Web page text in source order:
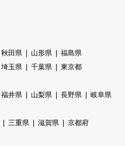
秋田県 山形県
福島県
埼玉県 千葉県
東京都
福井県 山梨県 長野県
岐阜県
三重県 滋賀県
京都府